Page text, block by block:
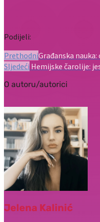
Podijeli:
PrethodniGrađanska
Sljedeći Hemijske čarolije:
O autoru/autorici
Jelena Kalinić